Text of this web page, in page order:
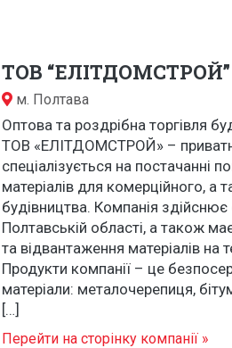
ТОВ “ЕЛІТДОМСТРОЙ”
м. Полтава
Оптова та роздрібна торгівля
ТОВ «ЕЛІТДОМСТРОЙ» –
спеціалізується на постачанні
матеріалів для комерційного, а
будівництва. Компанія здійснює
Полтавській області, а також
та відвантаження матеріалів на
Продукти компанії – це
матеріали: металочерепиця,
[…]
Перейти на сторінку компанії »